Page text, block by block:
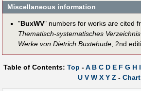
Miscellaneous information
"BuxWV" numbers for works are cited
Thematisch-systematisches
Werke von Dietrich Buxtehude, 2nd
Table of Contents: Top -A B C D E F G H I
U V W X Y Z - Chart